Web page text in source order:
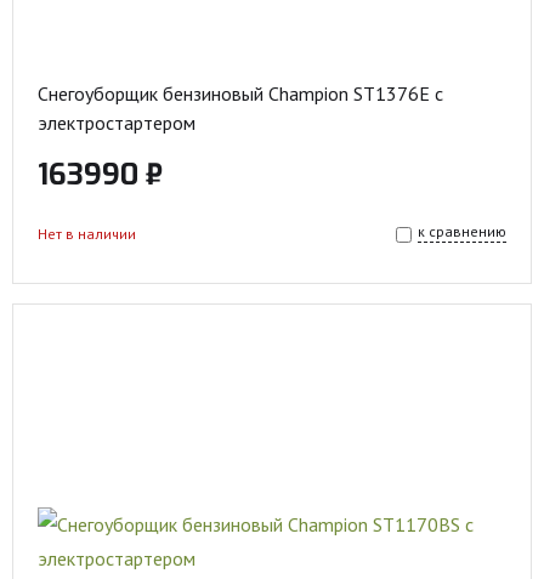
Снегоуборщик бензиновый Champion ST1376E с
электростартером
163990 ₽
к сравнению
Нет в наличии